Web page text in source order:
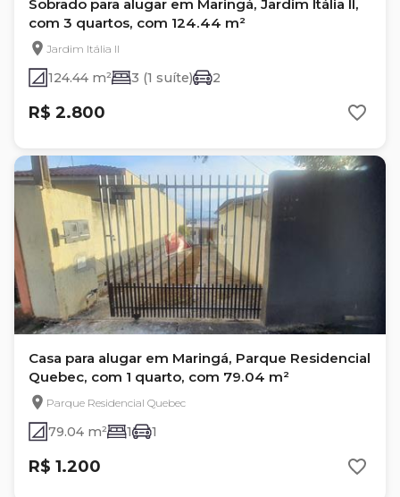
Sobrado para alugar em Maringá, Jardim Itália II,
com 3 quartos, com 124.44 m²
Jardim Itália II
124.44 m² 3 (1 suíte) 2
R$ 2.800
Casa para alugar em Maringá, Parque Residencial
Quebec, com 1 quarto, com 79.04 m²
Parque Residencial Quebec
79.04 m² 1 1
R$ 1.200